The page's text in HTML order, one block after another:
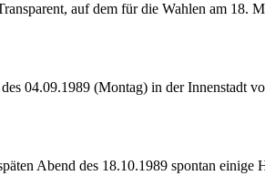
auf dem für die Wahlen am
04.09.1989 (Montag) in der Innenstadt
Abend des 18.10.1989 spontan